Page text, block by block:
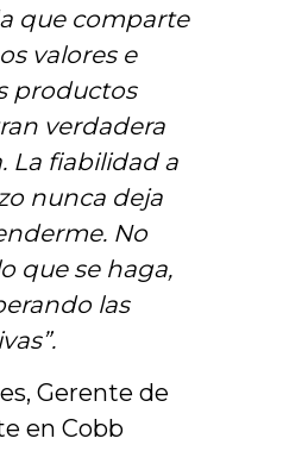
que comparte
valores e
productos
verdadera
La fiabilidad a
nunca deja
No
que se haga,
las
Gerente de
en Cobb